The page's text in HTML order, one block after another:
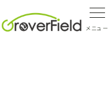
メニュー